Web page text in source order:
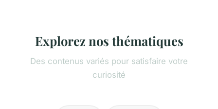
Explorez nos thématiques
Des contenus variés pour satisfaire votre
curiosité